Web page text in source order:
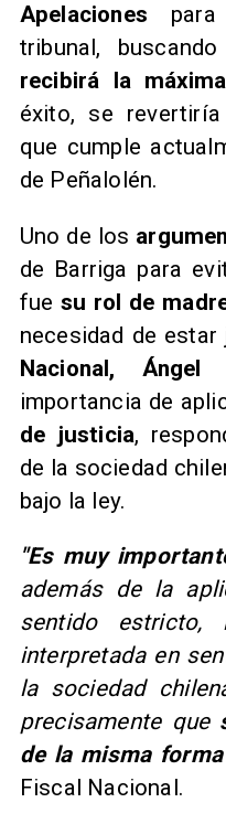
Apelaciones
tribunal,
recibirá la
éxito, se
que cumple
de Peñalolén.
Uno de los
de Barriga para
fuesu rol de
necesidad de
Nacional, Ángel
importancia de
de justicia,
de la sociedad
bajo la ley.
​"Es muy
además de la
sentido
interpretada en
la sociedad
precisamente que
de la misma
Fiscal Nacional.